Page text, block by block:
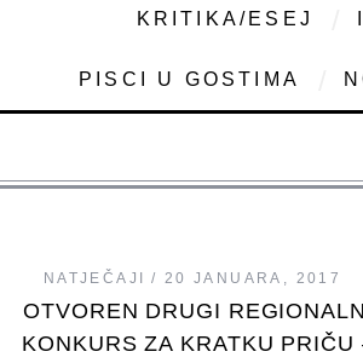
KRITIKA/ESEJ
PISCI U GOSTIMA
NATJEČAJI 20 JANUARA, 2017
OTVOREN DRUGI
KONKURS ZA KRATKU PRIČU